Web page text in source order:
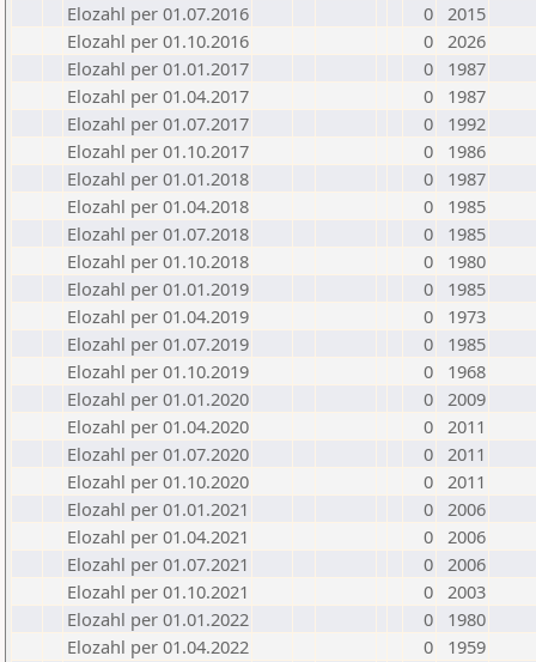
Elozahl per 01.07.2016
0 2015
Elozahl per 01.10.2016
0 2026
Elozahl per 01.01.2017
0
1987
Elozahl per 01.04.2017
0
1987
Elozahl per 01.07.2017
0
1992
Elozahl per 01.10.2017
0
1986
Elozahl per 01.01.2018
0
1987
Elozahl per 01.04.2018
0
1985
Elozahl per 01.07.2018
0
1985
Elozahl per 01.10.2018
0
1980
Elozahl per 01.01.2019
0
1985
Elozahl per 01.04.2019
0
1973
Elozahl per 01.07.2019
0
1985
Elozahl per 01.10.2019
0
1968
Elozahl per 01.01.2020
0 2009
Elozahl per 01.04.2020
0 2011
Elozahl per 01.07.2020
0 2011
Elozahl per 01.10.2020
0 2011
Elozahl per 01.01.2021
0 2006
Elozahl per 01.04.2021
0 2006
Elozahl per 01.07.2021
0 2006
Elozahl per 01.10.2021
0 2003
Elozahl per 01.01.2022
0
1980
Elozahl per 01.04.2022
0
1959